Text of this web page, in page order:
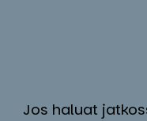
Jos haluat